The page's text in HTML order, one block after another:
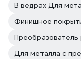
В ведрах Для
Финишное
Для металла с